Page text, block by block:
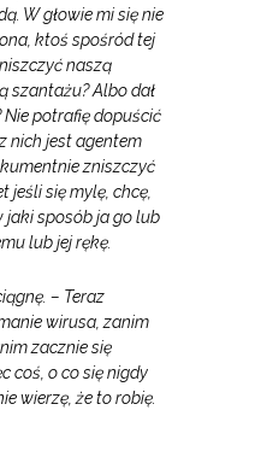
W głowie mi się nie
ktoś spośród tej
naszą
szantażu? Albo dał
potrafię dopuścić
nich jest agentem
zniszczyć
jeśli się mylę, chcę,
jaki sposób ja go lub
lub jej rękę.
– Teraz
wirusa, zanim
zacznie się
coś, o co się nigdy
wierzę, że to robię.